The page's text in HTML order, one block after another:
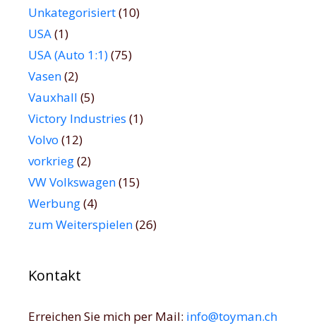
Unkategorisiert(10)
USA(1)
USA (Auto 1:1)(75)
Vasen(2)
Vauxhall (5)
Victory Industries (1)
Volvo (12)
vorkrieg(2)
VW Volkswagen(15)
Werbung(4)
zum Weiterspielen(26)
Kontakt
Erreichen Sie mich per Mail: info@toyman.ch